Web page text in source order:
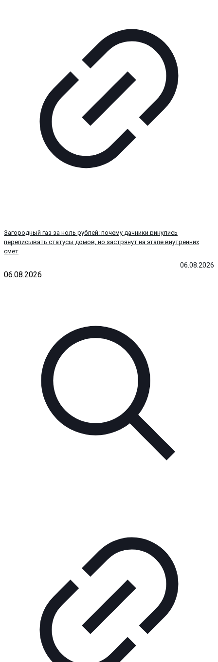
06.08.2026
Загородный газ за ноль рублей: почему дачники ринулись
переписывать статусы домов, но застрянут на этапе внутренних
смет
06.08.2026